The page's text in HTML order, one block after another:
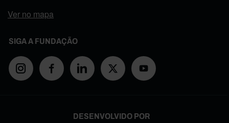
Ver no mapa
SIGA A FUNDAÇÃO
DESENVOLVIDO POR